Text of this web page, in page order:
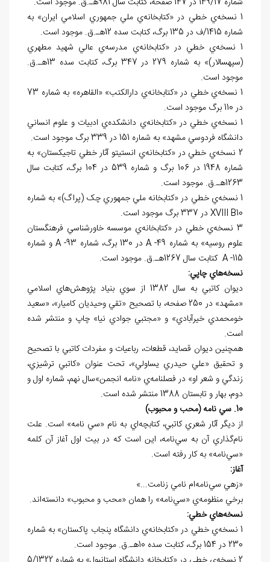
1 نسخه‌ي خطي در «کتابخانه‌ي ملي جمهوري اسلامي ايران» به
شماره 1415/ف در 135 برگ، کتابت سده 12هـ.ق. موجود است.
1 نسخه‌ي خطي در «کتابخانه‌ي مدرسه‌ي عالي شهيد مطهري
(سپهسالار)» به شماره 279 در 347 برگ، کتابت سده 13هـ.ق.
موجود است.
1 نسخه‌ي خطي در «کتابخانه‌ي دارالکتب» «القاهره» به شماره 73
در 110 برگ موجود است.
1 نسخه‌ي خطي در «کتابخانه‌ي دانشكده
ي ادبيات و علوم انساني
دانشگاه فردوسي مشهد» به شماره 151 در 339 برگ موجود است.
2 نسخه‌ي خطي در «کتابخانه‌ي انستيتو آثار خطي تاجيکستان» به
شماره 1948 در 106 برگ و شماره 539 در 104 برگ، کتابت سال
1263هـ.ق. موجود است.
1 نسخه‌ي خطي در «کتابخانه ملي جمهوري چک (پراگ)» به شماره
10
B
XVIII در 337 برگ موجود است.
3 نسخه‌ي خطي در «کتابخانه‌ي موسسه خاورشناسي فرهنگستان
علوم روسيه» به شماره 49-
Aدر 130 برگ، شماره 93- Aو شماره
115-
A کتابت سال 1267هـ.ق. موجود است.
نسخههاي چاپي:
ديوان کاتبي به سال 1382 از سوي بنياد پژوهش‌هاي اسلامي
«مشهد» در 250 صفحه، با تصحيح «تقي وحيديان کاميار»، «سعيد
خومحمدي خيرآبادي» و «مجتبي جوادي نيا» چاپ و منتشر شده
است.
همچنين ديوان قصايد، قطعات، رباعيات و مفردات کاتبي با تصحيح
و تحقيق «علي حيدري يساولي»، تحت عنوان «کاتبي ترشيزي،
زندگي و شعر او» در فصلنامه‌ي «نامه انجمن»سال نهم، شماره اول و
دوم، بهار و تابستان 1388 منتشر شده است.
10. سي نامه (محب و محبوب)
از ديگر آثار شعري کاتبي، کتابچه‌اي به نام «سي نامه» است. علت
نام‌گذاري آن به سي‌نامه، اين است که در بيت اول آغاز آن کلمه
«سي‌نامه» به کار رفته است.
آغاز:
«زهي سي‌نامه‌ام نامي زنامت...»
برخي منظومه‌ي «سي‌نامه» را همان «محب و محبوب» دانسته‌اند.
نسخههاي خطي:
1 نسخه‌ي خطي در «کتابخانه‌ي دانشگاه پنجاب پاکستان» به شماره
230 در 154 برگ، کتابت سده 10هـ.ق. موجود است.